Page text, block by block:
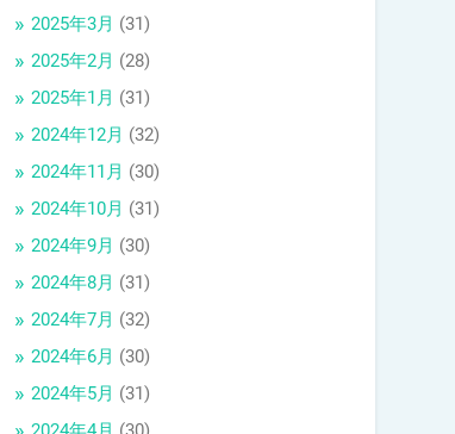
2025年3月 (31)
2025年2月 (28)
2025年1月 (31)
2024年12月 (32)
2024年11月 (30)
2024年10月 (31)
2024年9月 (30)
2024年8月 (31)
2024年7月 (32)
2024年6月 (30)
2024年5月 (31)